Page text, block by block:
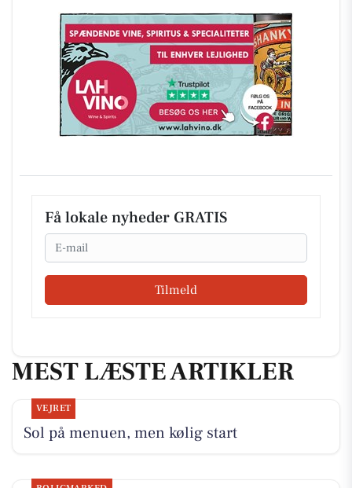
Få lokale nyheder GRATIS
Email
Tilmeld
MEST LÆSTE ARTIKLER
VEJRET
Sol på menuen, men kølig start